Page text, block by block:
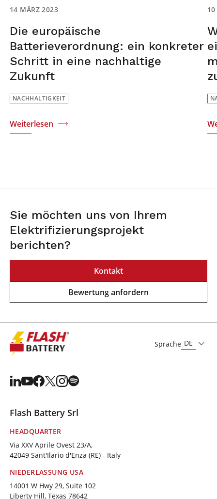
14 MÄRZ 2023
Die europäische
Batterieverordnung: ein konkreter
Schritt in eine nachhaltige
Zukunft
NACHHALTIGKEIT
Weiterlesen
10
Sie möchten uns von Ihrem
Elektrifizierungsprojekt
berichten?
Kontakt
Bewertung anfordern
Sprache DE
Flash Battery Srl
HEADQUARTER
Via XXV Aprile Ovest 23/A,
42049 Sant'Ilario d'Enza (RE) - Italy
NIEDERLASSUNG USA
14001 W Hwy 29, Suite 102
Liberty Hill, Texas 78642